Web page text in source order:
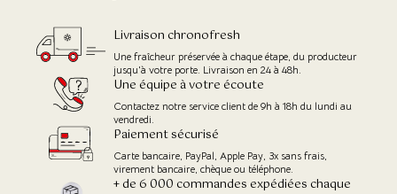
Livraison chronofresh
Une fraîcheur préservée à chaque étape, du producteur
jusqu'à votre porte. Livraison en 24 à 48h.
Une équipe à votre écoute
Contactez notre service client de 9h à 18h du lundi au
vendredi.
Paiement sécurisé
Carte bancaire, PayPal, Apple Pay, 3x sans frais,
virement bancaire, chèque ou téléphone.
+ de 6 000 commandes expédiées chaque